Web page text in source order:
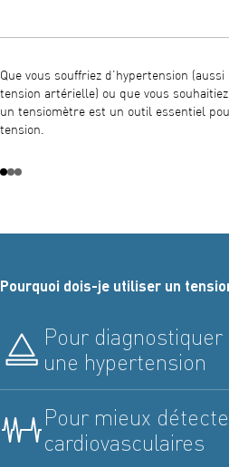
Que vous souffriez d’hypertension
tension artérielle) ou que vous
un tensiomètre est un outil essentiel
tension.
Pourquoi dois-je utiliser un
Pour
une hypertension
Pour mieux
cardiovasculaires